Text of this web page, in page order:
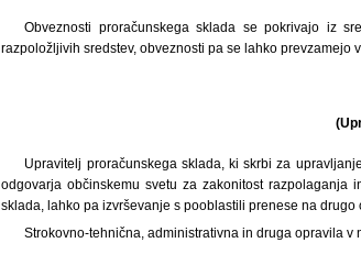
Obveznosti proračunskega sklada se pokrivajo iz
razpoložljivih sredstev, obveznosti pa se lahko
Upravitelj proračunskega sklada, ki skrbi za
odgovarja občinskemu svetu za zakonitost
sklada, lahko pa izvrševanje s pooblastili prenese na drugo
Strokovno-tehnična, administrativna in druga opravila